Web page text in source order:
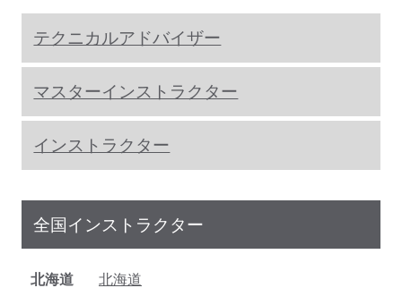
テクニカルアドバイザー
マスターインストラクター
インストラクター
全国インストラクター
北海道
北海道